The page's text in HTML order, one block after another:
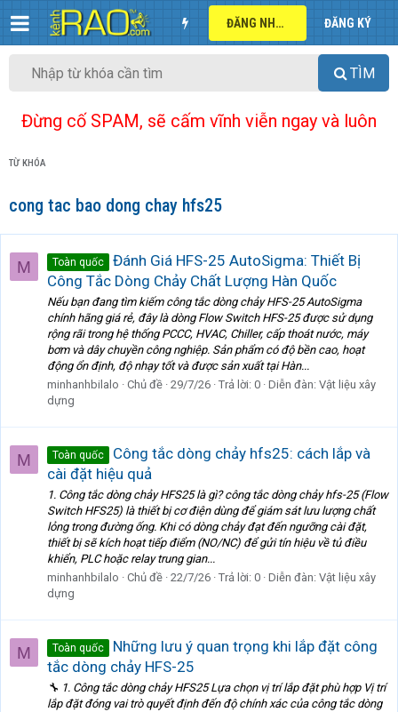
ĐĂNG NHẬP ĐĂNG KÝ
TÌM
Đừng cố SPAM, sẽ cấm vĩnh viễn ngay và luôn
TỪ KHÓA
cong tac bao dong chay hfs25
M Toàn quốc
Đánh Giá HFS-25 AutoSigma: Thiết Bị
Công Tắc Dòng Chảy Chất Lượng Hàn Quốc
Nếu bạn đang tìm kiếm công tắc dòng chảy HFS-25 AutoSigma
chính hãng giá rẻ, đây là dòng Flow Switch HFS-25 được sử dụng
rộng rãi trong hệ thống PCCC, HVAC, Chiller, cấp thoát nước, máy
bơm và dây chuyền công nghiệp. Sản phẩm có độ bền cao, hoạt
động ổn định, độ nhạy tốt và được sản xuất tại Hàn...
minhanhbilalo
Chủ đề 29/7/26 Trả lời: 0 Diễn đàn: Vật liệu xây
dựng
M Toàn quốc
Công tắc dòng chảy hfs25: cách lắp và
cài đặt hiệu quả
1. Công tắc dòng chảy HFS25 là gì? công tắc dòng chảy hfs-25 (Flow
Switch HFS25) là thiết bị cơ điện dùng để giám sát lưu lượng chất
lỏng trong đường ống. Khi có dòng chảy đạt đến ngưỡng cài đặt,
thiết bị sẽ kích hoạt tiếp điểm (NO/NC) để gửi tín hiệu về tủ điều
khiển, PLC hoặc relay trung gian...
minhanhbilalo
Chủ đề 22/7/26 Trả lời: 0 Diễn đàn: Vật liệu xây
dựng
M Toàn quốc
Những lưu ý quan trọng khi lắp đặt công
tắc dòng chảy HFS-25
🔧 1. Công tắc dòng chảy HFS25 Lựa chọn vị trí lắp đặt phù hợp Vị trí
lắp đặt đóng vai trò quyết định đến độ chính xác của công tắc dòng